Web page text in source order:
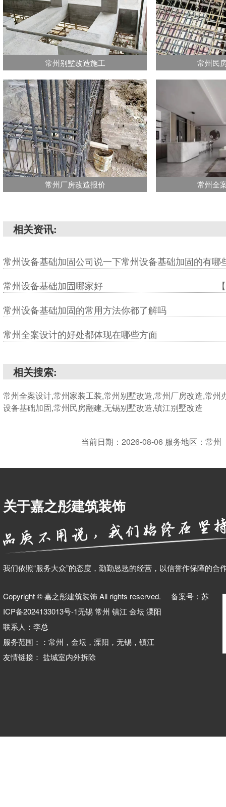
常州别墅改造施工 常州民
常州厂房改造报价 常州全
相关资讯:
常州设备基础加固公司说一下常州设备基础加固的有哪
常州设备基础加固哪家好
常州设备基础加固的常用方法你都了解吗
常州全案设计的好处都体现在哪些方面
相关搜索:
常州全案设计,常州家装工装,常州别墅改造,常州厂房改造,常州
设备基础加固,常州民房翻建,无锡别墅改造,镇江别墅改造
当前日期：2026-08-06 服务地区：常州
关于嘉之彤建筑装饰
我们依照“服务大众”的态度，勤勤恳恳的经营，以信誉作保障的合
Copyright © 嘉之彤建筑装饰 All rights reserved. 备案号： 苏
ICP备2024133013号-1无锡常州 镇江 金坛溧阳
联系人：李总
服务范围：：常州，金坛，溧阳，无锡，镇江
友情链接： 盐城室内外拆除